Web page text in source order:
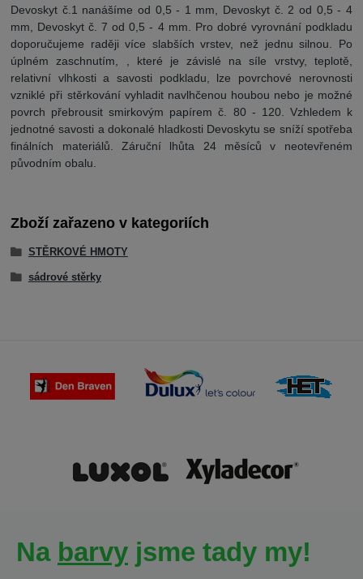
Devoskyt č.1 nanášíme od 0,5 - 1 mm, Devoskyt č. 2 od 0,5 - 4
mm, Devoskyt č. 7 od 0,5 - 4 mm. Pro dobré vyrovnání podkladu
doporučujeme raději více slabších vrstev, než jednu silnou. Po
úplném zaschnutím, , které je závislé na síle vrstvy, teplotě,
relativní vlhkosti a savosti podkladu, lze povrchové nerovnosti
vzniklé při stěrkování vyhladit navlhčenou houbou nebo je možné
povrch přebrousit smirkovým papírem č. 80 - 120. Vzhledem k
jednotné savosti a dokonalé hladkosti Devoskytu se sníží spotřeba
finálních materiálů. Záruční lhůta 24 měsíců v neotevřeném
původním obalu.
Zboží zařazeno v kategoriích
STĚRKOVÉ HMOTY
sádrové stěrky
Na barvy jsme tady my!